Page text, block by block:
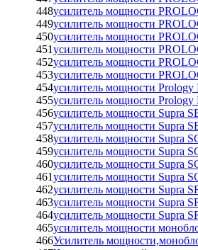
448усилитель мощности
449усилитель мощности
450усилитель мощности
451усилитель мощности
452усилитель мощности
453усилитель мощности
454усилитель мощности
455усилитель мощности
456усилитель мощности Supra
457усилитель мощности Supra
458усилитель мощности Supra
459усилитель мощности Supra
460усилитель мощности Supra
461усилитель мощности Supra
462усилитель мощности Supra
463усилитель мощности Supra
464усилитель мощности Supra
465усилитель мощности
466Усилитель